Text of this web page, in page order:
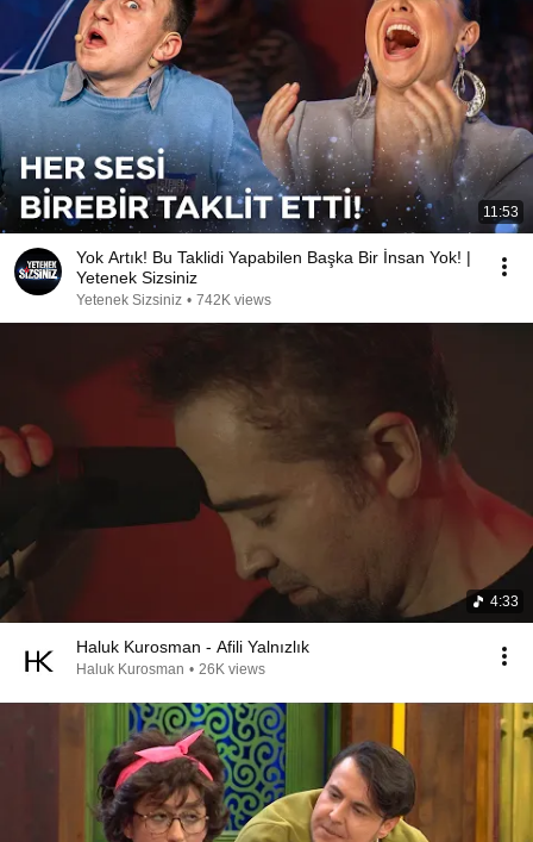
11:53
Yok Artık! Bu Taklidi Yapabilen Başka Bir İnsan Yok! |
Yetenek Sizsiniz
Yetenek Sizsiniz • 742K views
4:33
Haluk Kurosman - Afili Yalnızlık
Haluk Kurosman • 26K views